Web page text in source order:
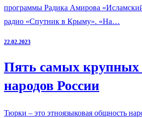
программы Радика Амирова
радио «Спутник в Крыму». «На…
22.02.2023
Пять самых крупных
народов России
Тюрки – это этноязыковая общность